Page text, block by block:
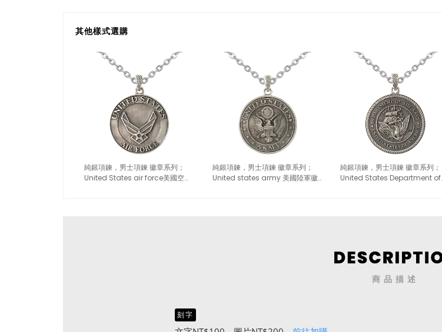
其他樣式選購
純銀項鍊，男士項鍊 徽章系列；
United States air force美國空軍
純銀項鍊，男士項鍊 徽章系列；
United states army 美國陸軍徽
純銀項鍊，男士項鍊 徽章系列；
United States Department of
商品描述
刻字